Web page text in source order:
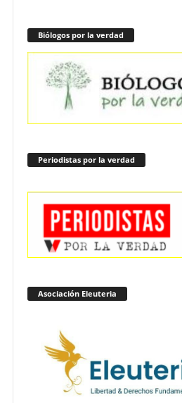
Biólogos por la verdad
Periodistas por la verdad
Asociación Eleuteria